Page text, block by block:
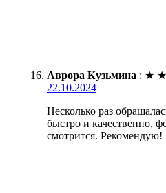
Аврора Кузьмина : ★ ★
22.10.2024
Несколько раз
быстро и качественно,
смотрится. Рекомендую!